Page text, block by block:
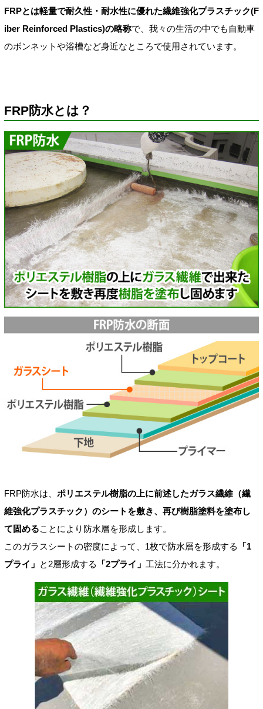
FRPとは軽量で耐久性・耐水性に優れた繊維強化プラスチック(F
iber Reinforced Plastics)の略称で、我々の生活の中でも自動車
のボンネットや浴槽など身近なところで使用されています。
FRP防水とは？
FRP防水は、 ポリエステル樹脂の上に前述したガラス繊維（繊
維強化プラスチック）のシートを敷き、再び樹脂塗料を塗布し
て固めることにより防水層を形成します。
このガラスシートの密度によって、1枚で防水層を形成する
「1
プライ」 と2層形成する 「2プライ」 工法に分かれます。